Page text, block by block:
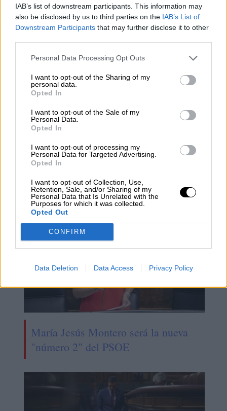
IAB’s list of downstream participants. This information may
also be disclosed by us to third parties on the IAB’s List of
Downstream Participants that may further disclose it to other
Personal Data Processing Opt Outs
I want to opt-out of the Sharing of my
personal data.
Opted In
I want to opt-out of the Sale of my
Personal Data.
Opted In
I want to opt-out of processing my
Personal Data for Targeted Advertising.
Opted In
I want to opt-out of Collection, Use,
Retention, Sale, and/or Sharing of my
Personal Data that Is Unrelated with the
Purposes for which it was collected.
Opted Out
CONFIRM
Data Deletion Data Access Privacy Policy
El Congreso aprueba definitivamente
las leyes de libertad sexual, de
Ciencia y la reforma de la Ley
Concursal
María Jesús Montero será la nueva
"número 2" del PSOE